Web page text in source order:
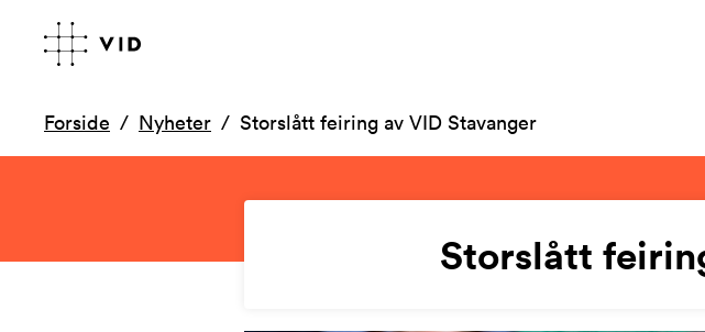
Forside Nyheter Storslått feiring av VID Stavanger
Storslått